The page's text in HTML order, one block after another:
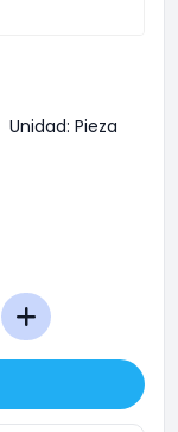
Unidad: Pieza